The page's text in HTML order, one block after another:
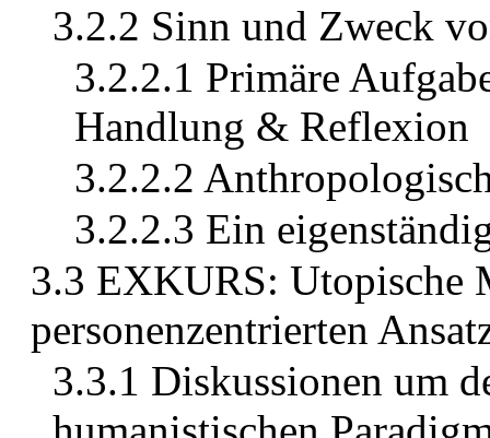
3.2.2 Sinn und Zweck
3.2.2.1 Primäre
Handlung & Reflexion
3.2.2.2
3.2.2.3 Ein
3.3 EXKURS: Utopische
personenzentrierten
3.3.1 Diskussionen um